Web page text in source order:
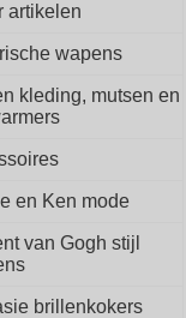
artikelen
wapens
kleding, mutsen en
en Ken mode
van Gogh stijl
brillenkokers